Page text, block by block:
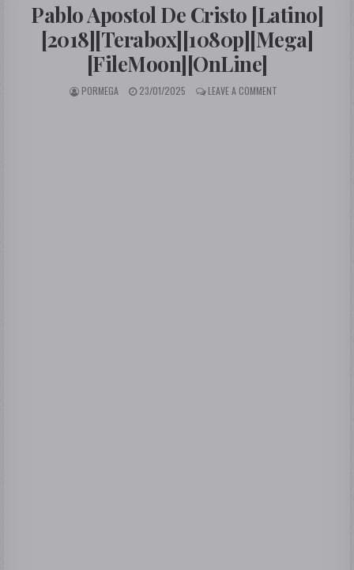
Pablo Apostol De Cristo [Latino]
[2018][Terabox][1080p][Mega]
[FileMoon][OnLine]
AUTHOR:
PORMEGA PUBLISHED DATE:
23/01/2025 LEAVE A COMMENTON PABLO